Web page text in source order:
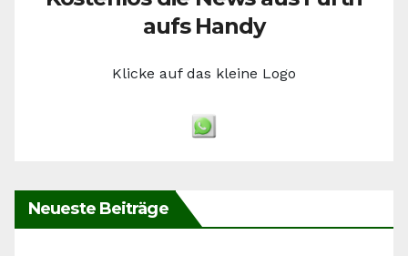
aufs Handy
Klicke auf das kleine Logo
Neueste Beiträge